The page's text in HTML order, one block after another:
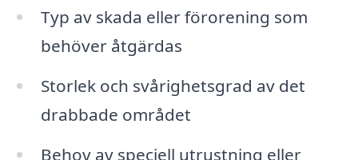
Typ av skada eller förorening som
behöver åtgärdas
Storlek och svårighetsgrad av det
drabbade området
Behov av speciell utrustning eller